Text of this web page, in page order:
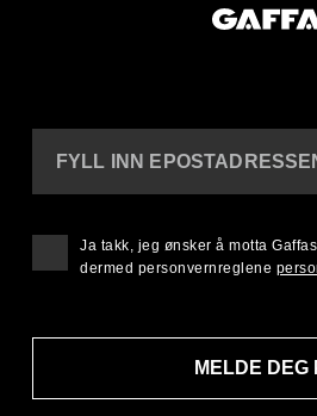
FYLL INN
MELDE DEG
Ja takk, jeg ønsker å motta
dermed personvernreglene